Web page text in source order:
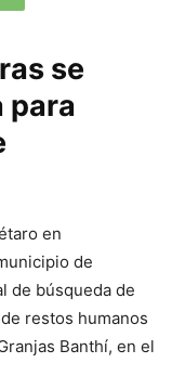
se
para
en
de
de búsqueda de
restos humanos
Banthí, en el